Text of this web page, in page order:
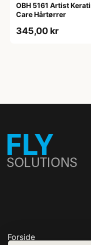
OBH 5161 Artist
Care Hårtørrer
345,00 kr
Forside